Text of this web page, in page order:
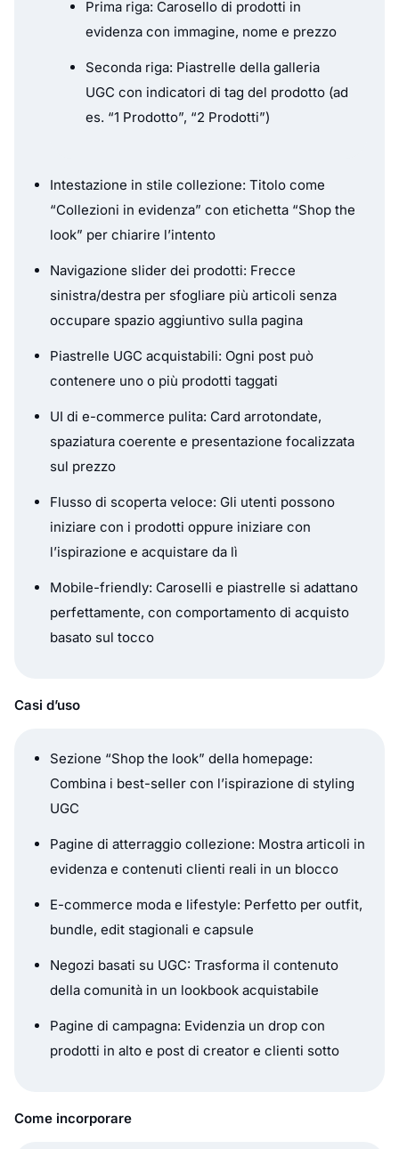
Prima riga: Carosello di prodotti in
evidenza con immagine, nome e prezzo
Seconda riga: Piastrelle della galleria
UGC con indicatori di tag del prodotto (ad
es. “1 Prodotto”, “2 Prodotti”)
Intestazione in stile collezione: Titolo come
“Collezioni in evidenza” con etichetta “Shop the
look” per chiarire l’intento
Navigazione slider dei prodotti: Frecce
sinistra/destra per sfogliare più articoli senza
occupare spazio aggiuntivo sulla pagina
Piastrelle UGC acquistabili: Ogni post può
contenere uno o più prodotti taggati
UI di e-commerce pulita: Card arrotondate,
spaziatura coerente e presentazione focalizzata
sul prezzo
Flusso di scoperta veloce: Gli utenti possono
iniziare con i prodotti oppure iniziare con
l’ispirazione e acquistare da lì
Mobile-friendly: Caroselli e piastrelle si adattano
perfettamente, con comportamento di acquisto
basato sul tocco
Casi d’uso
Sezione “Shop the look” della homepage:
Combina i best-seller con l’ispirazione di styling
UGC
Pagine di atterraggio collezione: Mostra articoli in
evidenza e contenuti clienti reali in un blocco
E-commerce moda e lifestyle: Perfetto per outfit,
bundle, edit stagionali e capsule
Negozi basati su UGC: Trasforma il contenuto
della comunità in un lookbook acquistabile
Pagine di campagna: Evidenzia un drop con
prodotti in alto e post di creator e clienti sotto
Come incorporare